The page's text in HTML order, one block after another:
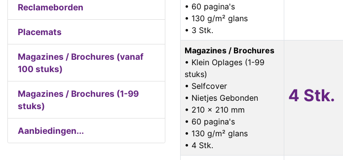
Reclameborden
Placemats
Magazines / Brochures (vanaf
100 stuks)
Magazines / Brochures (1-99
stuks)
Aanbiedingen...
• 60 pagina's
• 130 g/m² glans
• 3 Stk.
Magazines / Brochures
• Klein Oplages (1-99
stuks)
• Selfcover
• Nietjes Gebonden
• 210 x 210 mm
• 60 pagina's
• 130 g/m² glans
• 4 Stk.
4 Stk.